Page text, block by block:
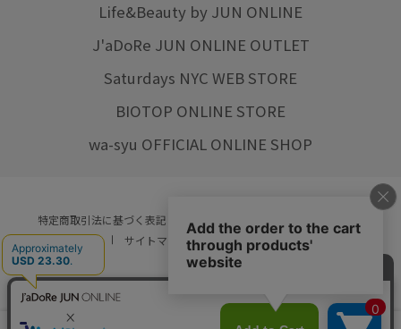
Life&Beauty by JUN ONLINE
J'aDoRe JUN ONLINE OUTLET
Saturdays NYC WEB STORE
BIOTOP ONLINE STORE
wa-syu OFFICIAL ONLINE SHOP
特定商取引法に基づく表記 プライバシーポリシー
ご利用規約
サイトマップ リクルート ご利用ガイド